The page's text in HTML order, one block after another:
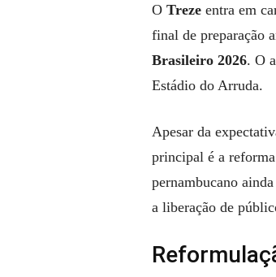
O Treze entra em
final de preparação
Brasileiro 2026. O
Estádio do Arruda.
Apesar da
principal é a
pernambucano
a liberação de